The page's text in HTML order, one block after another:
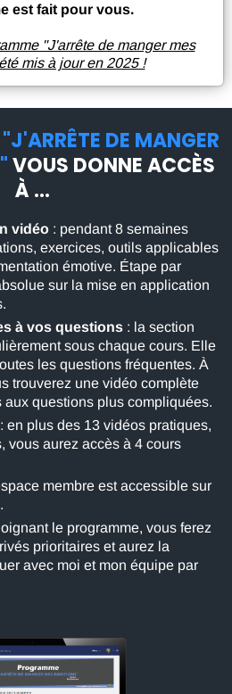
est fait pour vous.
"J'arrête de manger mes
mis à jour en 2025 !
DE MANGER
VOUS DONNE ACCÈS
À ...
vidéo : pendant 8 semaines
exercices, outils applicables
émotive. Étape par
sur la mise en application
à vos questions : la section
sous chaque cours. Elle
les questions fréquentes. À
trouverez une vidéo complète
questions plus compliquées.
: en plus des 13 vidéos pratiques,
vous aurez accès à 4 cours
membre est accessible sur
le programme, vous ferez
prioritaires et aurez la
avec moi et mon équipe par